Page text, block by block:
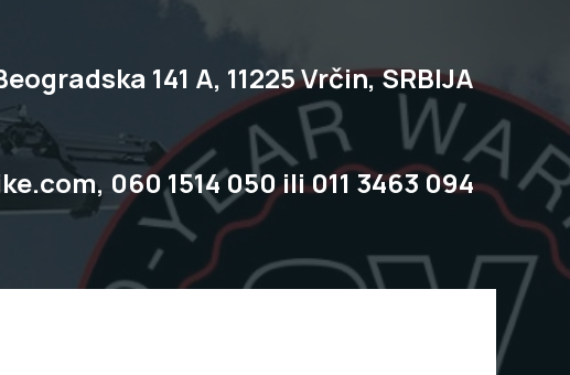
141 A, 11225 Vrčin, SRBIJA
060 1514 050ili011 3463 094